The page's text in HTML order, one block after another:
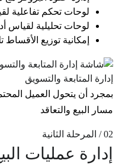
لوحات تحكم تفاعلية
لوحات تحليلية لقياس
إمكانية توزيع
إدارة المتابعة والتسويق
بمجرد أن يتحول العميل
مسار البيع والتعاقد
02 / المرحلة الثانية
إدارة عمليات